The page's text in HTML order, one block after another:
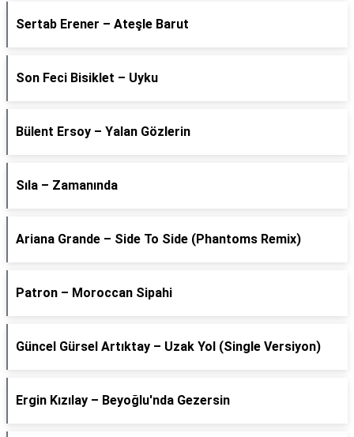
Sertab Erener – Ateşle Barut
Son Feci Bisiklet – Uyku
Bülent Ersoy – Yalan Gözlerin
Sıla – Zamanında
Ariana Grande – Side To Side (Phantoms Remix)
Patron – Moroccan Sipahi
Güncel Gürsel Artıktay – Uzak Yol (Single Versiyon)
Ergin Kızılay – Beyoğlu'nda Gezersin